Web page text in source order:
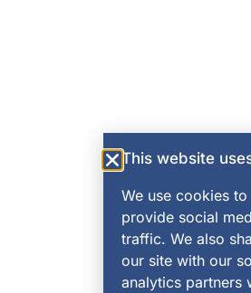
This website
We use cookies
provide social
traffic. We also
our site with our
analytics partners